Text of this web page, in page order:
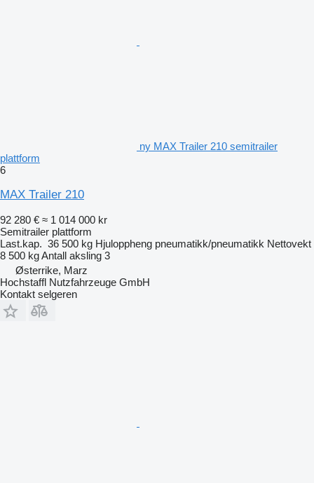
ny MAX Trailer 210 semitrailer
plattform
6
MAX Trailer 210
92 280 € ≈ 1 014 000 kr
Semitrailer plattform
Last.kap. 36 500 kg Hjuloppheng pneumatikk/pneumatikk Nettovekt
8 500 kgAntall aksling 3
Østerrike, Marz
Hochstaffl Nutzfahrzeuge GmbH
Kontakt selgeren